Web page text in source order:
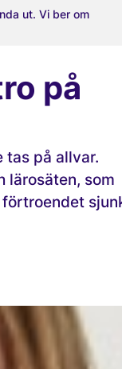
ut. Vi ber om
på
tas på allvar.
lärosäten, som